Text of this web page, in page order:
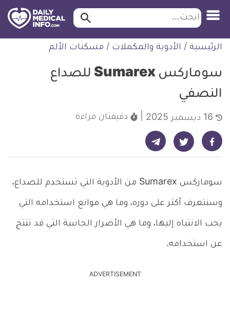
التخطي
للمحتوى
طبية
ابحث ابحث…
الرئيسية / الأدوية والمكملات / مسكنات الألم
سوماركس Sumarex للصداع
النصفي
دقيقتان قراءة
شارك على فيسبوك - ديلي ميديكال انفو شارك على تويتر - ديلي ميديكال انفو شارك على تيليجرام - ديلي ميديكال انفو
سوماركس Sumarex من الأدوية التي تستخدم للصداع،
وسنتعرف أكثر على دوره، وما هي موانع استخدامه التي
يجب الانتباه إليها، وما هي الأضرار الجانبية التي قد تنتج
عن استخدامه.
ADVERTISEMENT